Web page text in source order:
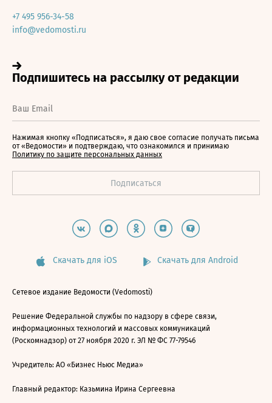
+7 495 956-34-58
info@vedomosti.ru
Нажимая кнопку «Подписаться», я даю свое согласие получать письма
от «Ведомости» и подтверждаю, что ознакомился и принимаю
Политику по защите персональных данных
Скачать для iOS Скачать для Android
Сетевое издание Ведомости (Vedomosti)
Решение Федеральной службы по надзору в сфере связи,
информационных технологий и массовых коммуникаций
(Роскомнадзор) от 27 ноября 2020 г. ЭЛ № ФС 77-79546
Учредитель: АО «Бизнес Ньюс Медиа»
Главный редактор: Казьмина Ирина Сергеевна